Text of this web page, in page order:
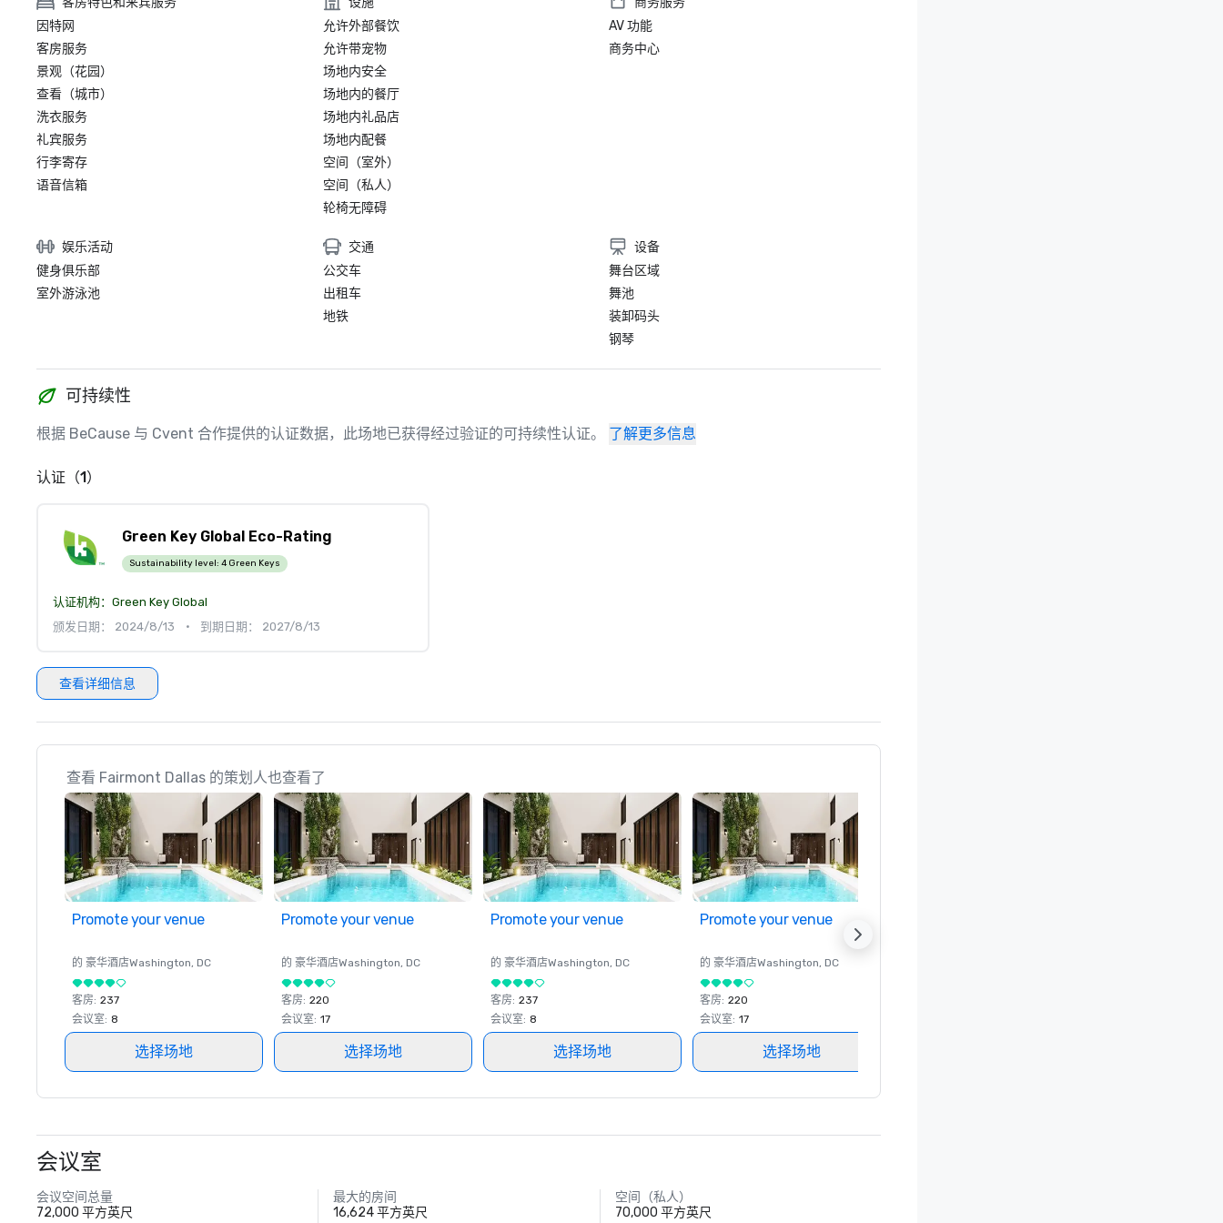
因特网
客房服务
景观（花园）
查看（城市）
洗衣服务
礼宾服务
行李寄存
语音信箱
允许外部餐饮
允许带宠物
场地内安全
场地内的餐厅
场地内礼品店
场地内配餐
空间（室外）
空间（私人）
轮椅无障碍
AV 功能
商务中心
娱乐活动
健身俱乐部
室外游泳池
交通
公交车
出租车
地铁
设备
舞台区域
舞池
装卸码头
钢琴
可持续性
根据 BeCause 与 Cvent 合作提供的认证数据，此场地已获得经过验证的可持续性认证。 了解更多信息
认证（1）
Green Key Global Eco-Rating
Sustainability level: 4 Green Keys
认证机构： Green Key Global
颁发日期： 2024/8/13
• 到期日期： 2027/8/13
查看详细信息
查看 Fairmont Dallas 的策划人也查看了
Promote your venue
的 豪华酒店Washington, DC
客房: 237
会议室: 8
选择场地
Promote your venue
的 豪华酒店Washington, DC
客房: 220
会议室: 17
选择场地
Promote your venue
的 豪华酒店Washington, DC
客房: 237
会议室: 8
选择场地
Promote your venue
的 豪华酒店Washington, DC
客房: 220
会议室: 17
选择场地
会议室
会议空间总量
72,000 平方英尺
最大的房间
16,624 平方英尺
空间（私人）
70,000 平方英尺